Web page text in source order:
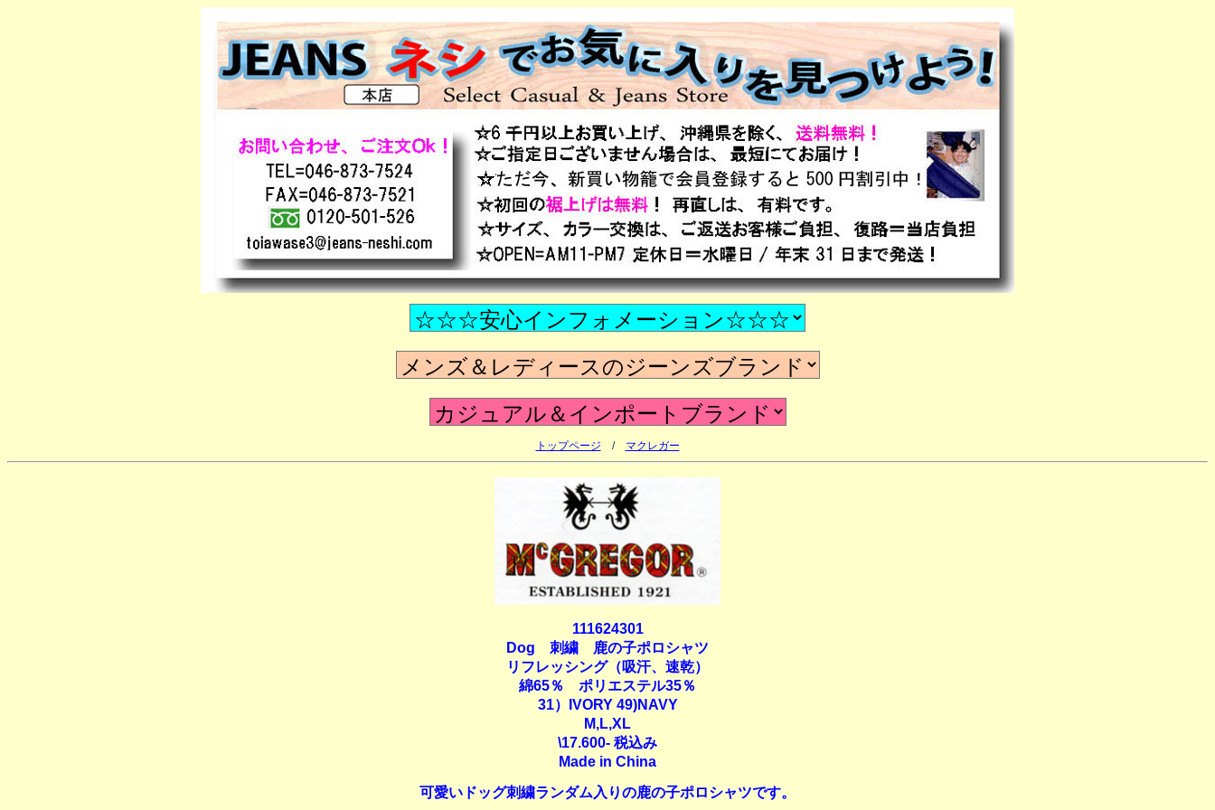
トップページ / マクレガー
111624301
Dog 刺繍 鹿の子ポロシャツ
リフレッシング（吸汗、速乾）
綿65％ ポリエステル35％
31）IVORY 49)NAVY
M,L,XL
\17.600- 税込み
Made in China
可愛いドッグ刺繍ランダム入りの鹿の子ポロシャツです。